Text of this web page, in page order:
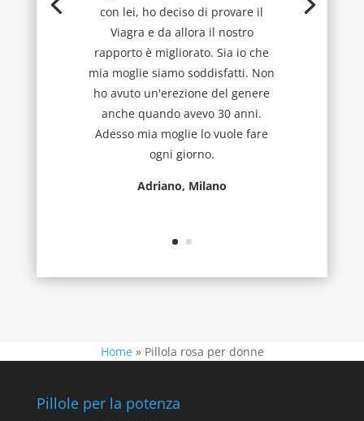
con lei, ho deciso di provare il
Viagra e da allora il nostro
rapporto è migliorato. Sia io che
mia moglie siamo soddisfatti. Non
ho avuto un'erezione del genere
anche quando avevo 30 anni.
Adesso mia moglie lo vuole fare
ogni giorno.
Adriano, Milano
Home» Pillola rosa per donne
Pillole per la potenza